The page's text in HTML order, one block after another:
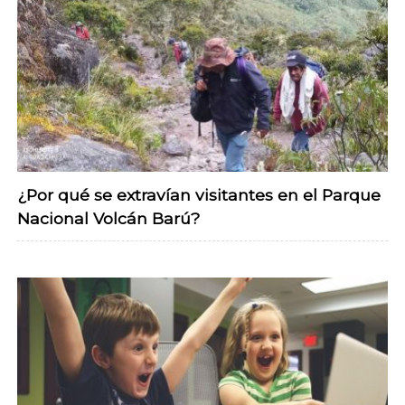
¿Por qué se extravían visitantes en el Parque
Nacional Volcán Barú?